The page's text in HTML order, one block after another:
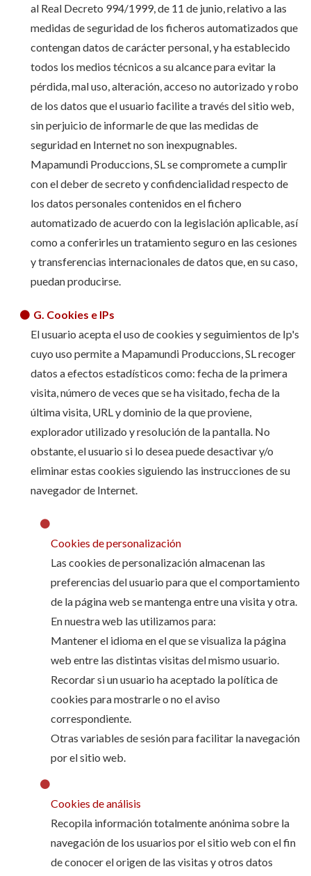
al Real Decreto 994/1999, de 11 de junio, relativo a las
medidas de seguridad de los ficheros automatizados que
contengan datos de carácter personal, y ha establecido
todos los medios técnicos a su alcance para evitar la
pérdida, mal uso, alteración, acceso no autorizado y robo
de los datos que el usuario facilite a través del sitio web,
sin perjuicio de informarle de que las medidas de
seguridad en Internet no son inexpugnables.
Mapamundi Produccions, SL se compromete a cumplir
con el deber de secreto y confidencialidad respecto de
los datos personales contenidos en el fichero
automatizado de acuerdo con la legislación aplicable, así
como a conferirles un tratamiento seguro en las cesiones
y transferencias internacionales de datos que, en su caso,
puedan producirse.
G. Cookies e IPs
El usuario acepta el uso de cookies y seguimientos de Ip's
cuyo uso permite a Mapamundi Produccions, SL recoger
datos a efectos estadísticos como: fecha de la primera
visita, número de veces que se ha visitado, fecha de la
última visita, URL y dominio de la que proviene,
explorador utilizado y resolución de la pantalla. No
obstante, el usuario si lo desea puede desactivar y/o
eliminar estas cookies siguiendo las instrucciones de su
navegador de Internet.
Cookies de personalización
Las cookies de personalización almacenan las
preferencias del usuario para que el comportamiento
de la página web se mantenga entre una visita y otra.
En nuestra web las utilizamos para:
Mantener el idioma en el que se visualiza la página
web entre las distintas visitas del mismo usuario.
Recordar si un usuario ha aceptado la política de
cookies para mostrarle o no el aviso
correspondiente.
Otras variables de sesión para facilitar la navegación
por el sitio web.
Cookies de análisis
Recopila información totalmente anónima sobre la
navegación de los usuarios por el sitio web con el fin
de conocer el origen de las visitas y otros datos